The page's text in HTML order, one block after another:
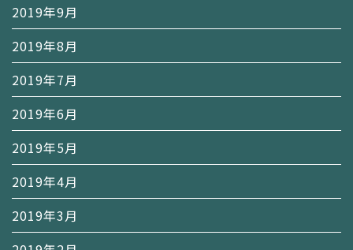
2019年9月
2019年8月
2019年7月
2019年6月
2019年5月
2019年4月
2019年3月